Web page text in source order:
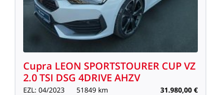
Cupra LEON SPORTSTOURER CUPVZ
2.0TSI DSG 4DRIVE AHZV
EZL: 04/2023 51849 km 31.980,00 €